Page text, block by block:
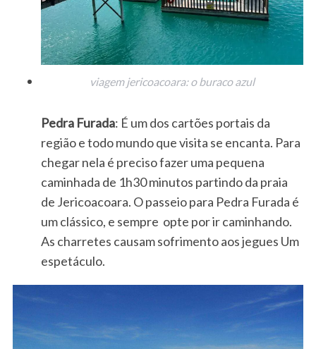
viagem jericoacoara: o buraco azul
Pedra Furada: É um dos cartões portais da
região e todo mundo que visita se encanta. Para
chegar nela é preciso fazer uma pequena
caminhada de 1h30 minutos partindo da praia
de Jericoacoara. O passeio para Pedra Furada é
um clássico, e sempre opte por ir caminhando.
As charretes causam sofrimento aos jegues Um
espetáculo.